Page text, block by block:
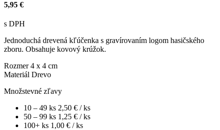
5,95 €
s DPH
Jednoduchá drevená kľúčenka s gravírovaním logom hasičského
zboru. Obsahuje kovový krúžok.
Rozmer 4 x 4 cm
Materiál Drevo
Množstevné zľavy
10 – 49 ks 2,50 € / ks
50 – 99 ks 1,25 € / ks
100+ ks 1,00 € / ks